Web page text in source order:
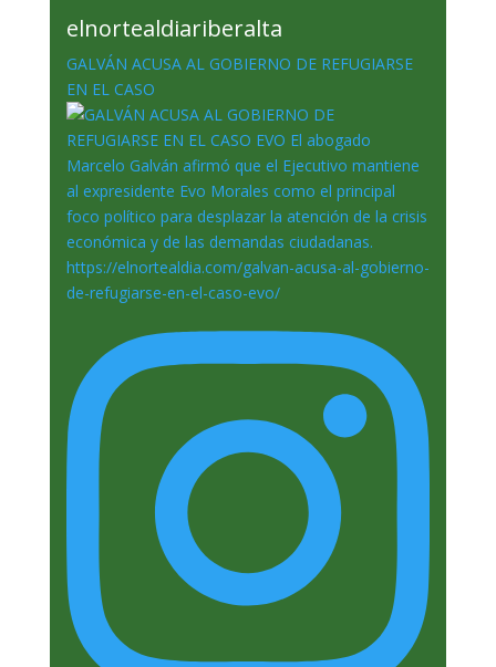
elnortealdiariberalta
GALVÁN ACUSA AL GOBIERNO DE REFUGIARSE
EN EL CASO